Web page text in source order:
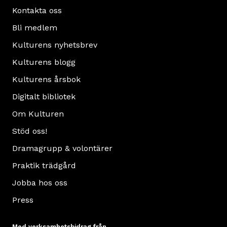
Kontakta oss
Bli medlem
Kulturens nyhetsbrev
Kulturens blogg
Kulturens årsbok
Digitalt bibliotek
Om Kulturen
Stöd oss!
Dramagrupp & volontärer
Praktik trädgård
Jobba hos oss
Press